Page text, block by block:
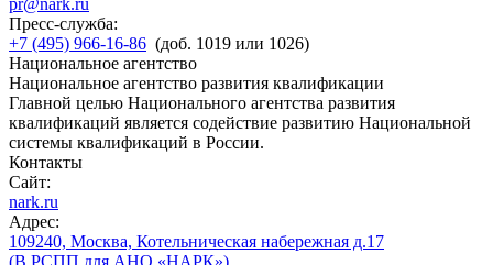
pr@nark.ru
Пресс-служба:
+7 (495) 966-16-86 (доб. 1019 или 1026)
Национальное агентство
Национальное агентство развития квалификации
Главной целью Национального агентства развития
квалификаций является содействие развитию Национальной
системы квалификаций в России.
Контакты
Сайт:
nark.ru
Адрес:
109240, Москва, Котельническая набережная д.17
(В РСПП для АНО «НАРК»)